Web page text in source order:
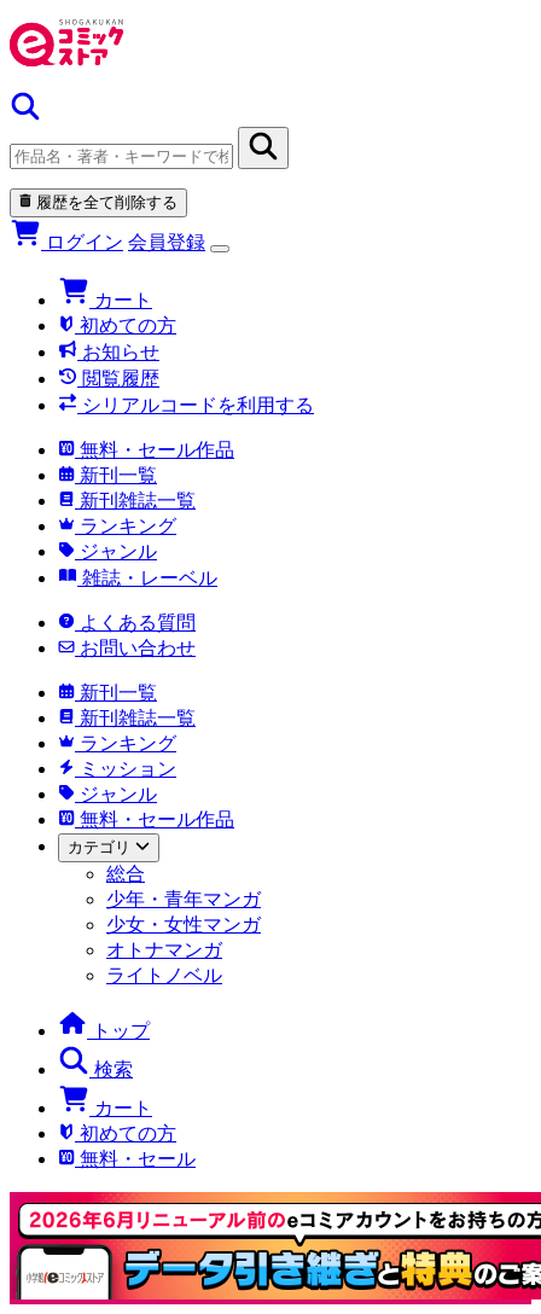
履歴を全て削除する
ログイン 会員登録
カート
初めての方
お知らせ
閲覧履歴
シリアルコードを利用する
無料・セール作品
新刊一覧
新刊雑誌一覧
ランキング
ジャンル
雑誌・レーベル
よくある質問
お問い合わせ
新刊一覧
新刊雑誌一覧
ランキング
ミッション
ジャンル
無料・セール作品
カテゴリ
総合
少年・青年マンガ
少女・女性マンガ
オトナマンガ
ライトノベル
トップ
検索
カート
初めての方
無料・セール